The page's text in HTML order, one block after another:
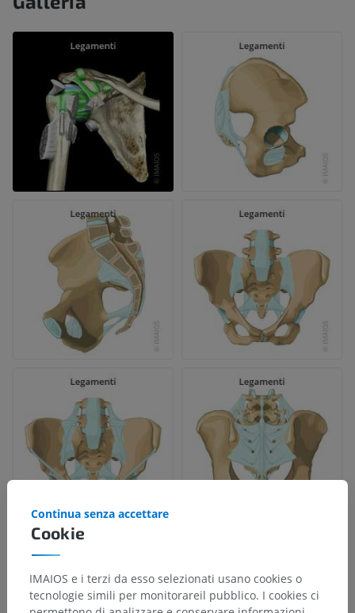
Cookie
Continua senza accettare
IMAIOS e i terzi da esso selezionati usano cookies o
tecnologie simili per monitorareil pubblico. I cookies ci